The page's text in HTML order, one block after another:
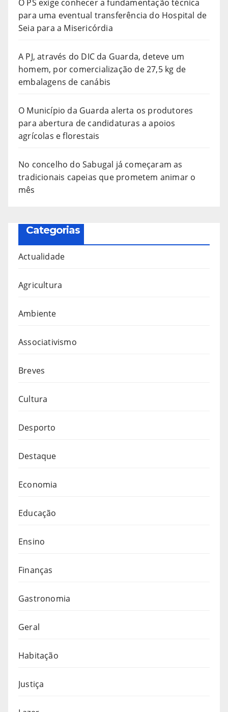
O PS exige conhecer a fundamentação técnica
para uma eventual transferência do Hospital de
Seia para a Misericórdia
A PJ, através do DIC da Guarda, deteve um
homem, por comercialização de 27,5 kg de
embalagens de canábis
O Município da Guarda alerta os produtores
para abertura de candidaturas a apoios
agrícolas e florestais
No concelho do Sabugal já começaram as
tradicionais capeias que prometem animar o
mês
Categorias
Actualidade
Agricultura
Ambiente
Associativismo
Breves
Cultura
Desporto
Destaque
Economia
Educação
Ensino
Finanças
Gastronomia
Geral
Habitação
Justiça